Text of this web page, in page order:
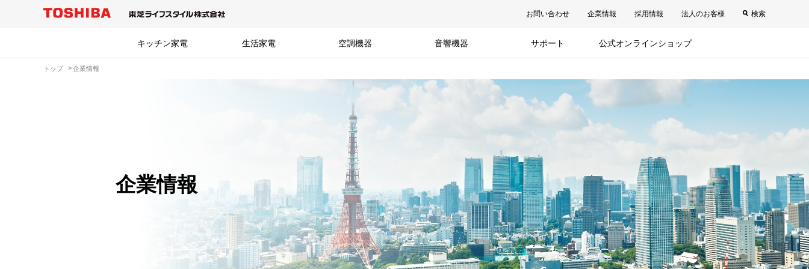
お問い合わせ 企業情報 採用情報 法人のお客様 検索
キッチン家電 生活家電 空調機器 音響機器 サポート 公式オンラインショップ
トップ 企業情報
企業情報